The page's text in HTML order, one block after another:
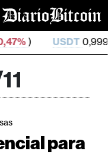
(0,0%) BNB
para